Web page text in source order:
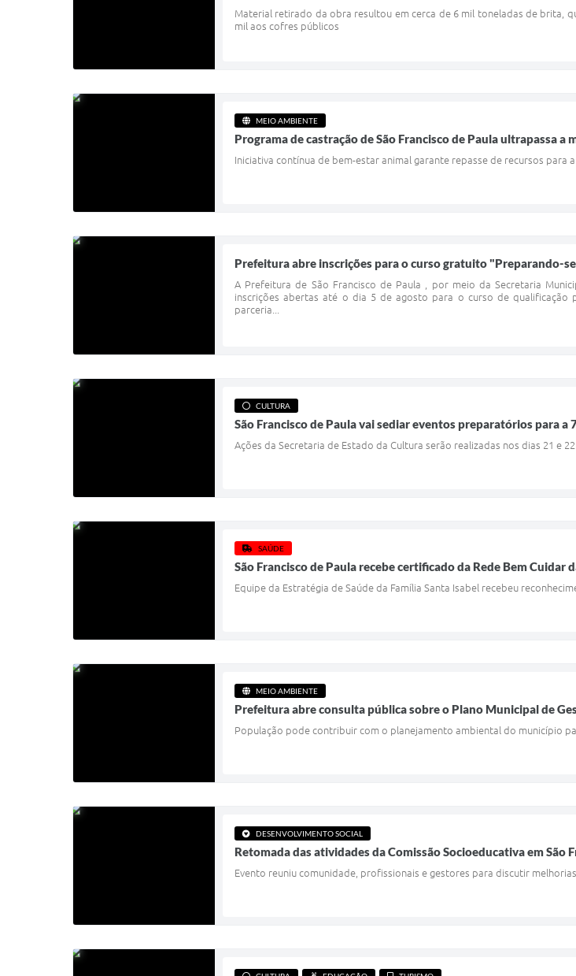
Material retirado da obra resultou em cerca de 6 mil toneladas de brita,
mil aos cofres públicos
MEIO AMBIENTE
Programa de castração de São Francisco de Paula ultrapassa a
Iniciativa contínua de bem-estar animal garante repasse de recursos para
Prefeitura abre inscrições para o curso gratuito "Preparando-
A Prefeitura de São Francisco de Paula , por meio da Secretaria
inscrições abertas até o dia 5 de agosto para o curso de
parceria...
CULTURA
São Francisco de Paula vai sediar eventos preparatórios para a
Ações da Secretaria de Estado da Cultura serão realizadas nos dias 21 e
SAÚDE
São Francisco de Paula recebe certificado da Rede Bem Cuidar
Equipe da Estratégia de Saúde da Família Santa Isabel recebeu
MEIO AMBIENTE
Prefeitura abre consulta pública sobre o Plano Municipal de
População pode contribuir com o planejamento ambiental do município
DESENVOLVIMENTO SOCIAL
Retomada das atividades da Comissão Socioeducativa em São
Evento reuniu comunidade, profissionais e gestores para discutir